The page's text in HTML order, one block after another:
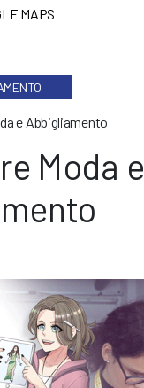
MAPS
e Abbigliamento
Moda e